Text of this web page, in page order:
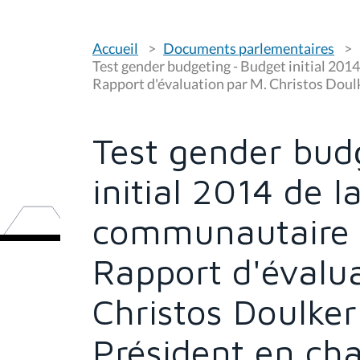
o
u
s
ê
i
Accueil
Documents parlementaires
Test gender budgeting - Budget initial
Rapport d'évaluation par M. Christos
Test gender
initial 2014 de
Rapport
Christos
Président en